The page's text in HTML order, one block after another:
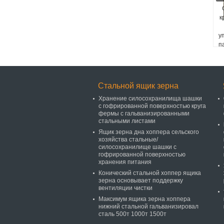
Стальной ящик зерна
Хранение силосохранилища шашки
с гофрированной поверхностью круга
фермы с гальванизированными
стальными листами
Ящик зерна дна хоппера сельского
хозяйства стальные/
силосохранилище шашки с
гофрированной поверхностью
хранения питания
Конический стальной хоппер ящика
зерна основывает поддержку
вентиляции чистки
Максимум ящика зерна хоппера
нижний стальной гальванизировал
сталь 500т 1000т 1500т